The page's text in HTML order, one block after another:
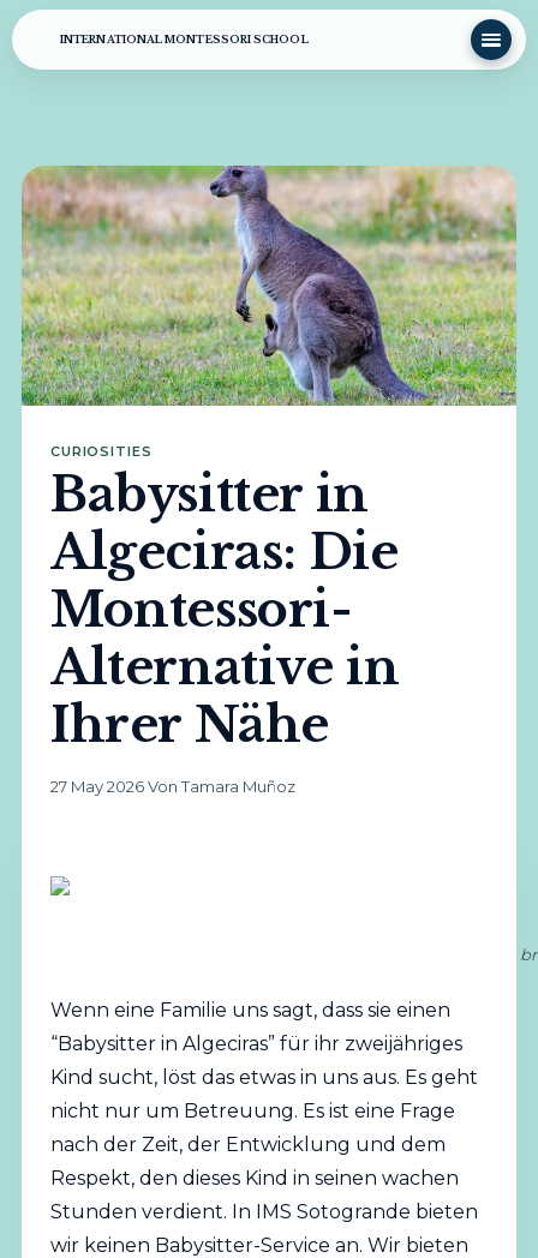
INTERNATIONAL MONTESSORI SCHOOL
CURIOSITIES
Babysitter in
Algeciras: Die
Montessori-
Alternative in
Ihrer Nähe
27 May 2026·Von Tamara Muñoz
Wenn eine Familie uns sagt, dass sie einen
“Babysitter in Algeciras” für ihr zweijähriges
Kind sucht, löst das etwas in uns aus. Es geht
nicht nur um Betreuung. Es ist eine Frage
nach der Zeit, der Entwicklung und dem
Respekt, den dieses Kind in seinen wachen
Stunden verdient. In IMS Sotogrande bieten
wir keinen Babysitter-Service an. Wir bieten